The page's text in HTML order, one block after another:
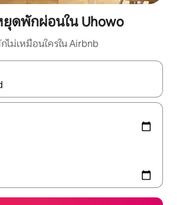
ดพักผ่อนใน Uhowo
ม่เหมือนใครใน Airbnb
ช้การสัมผัสหรือปัด เพื่อสำรวจผลการค้นหา